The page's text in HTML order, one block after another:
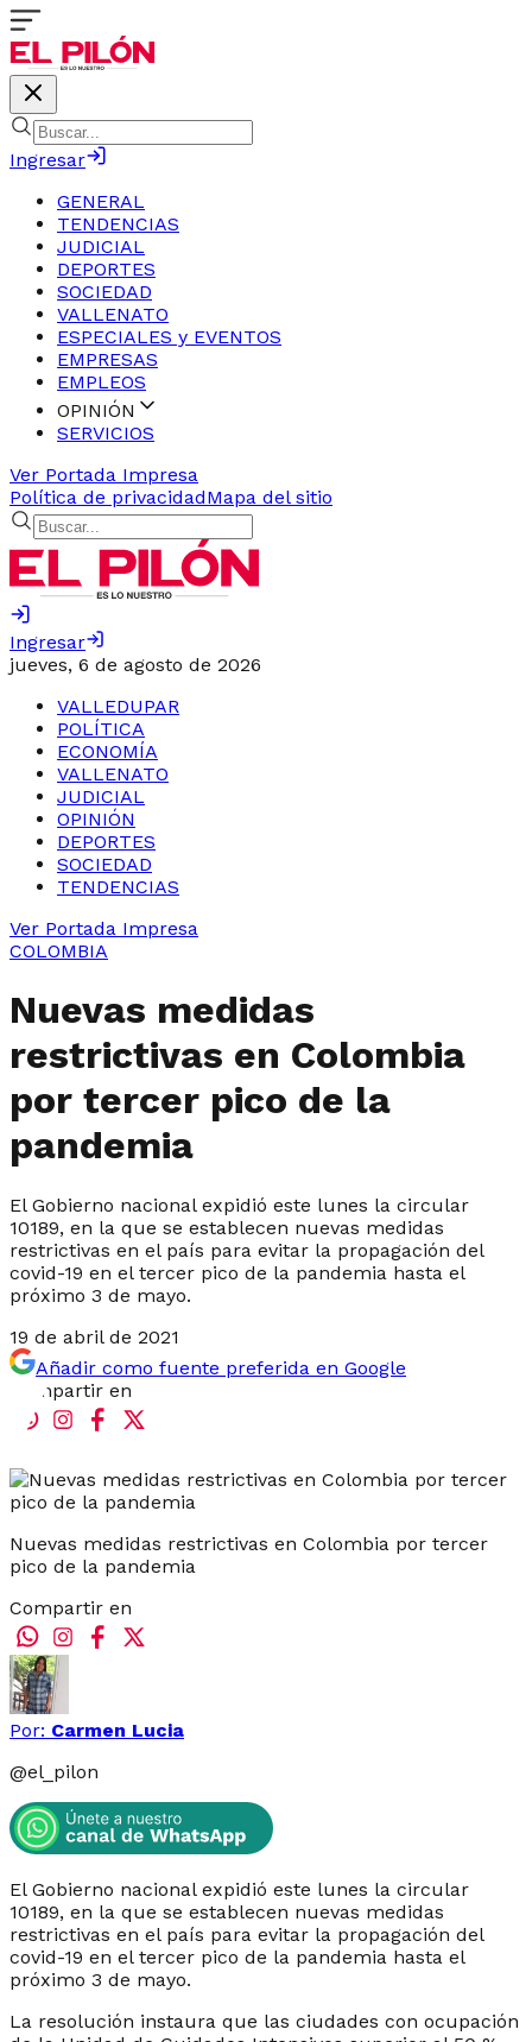
Ingresar
GENERAL
TENDENCIAS
JUDICIAL
DEPORTES
SOCIEDAD
VALLENATO
ESPECIALES y EVENTOS
EMPRESAS
EMPLEOS
OPINIÓN
SERVICIOS
Ver Portada Impresa
Política de privacidadMapa del sitio
Ingresar
jueves, 6 de agosto de 2026
VALLEDUPAR
POLÍTICA
ECONOMÍA
VALLENATO
JUDICIAL
OPINIÓN
DEPORTES
SOCIEDAD
TENDENCIAS
Ver Portada Impresa
COLOMBIA
Nuevas medidas
restrictivas en Colombia
por tercer pico de la
pandemia
El Gobierno nacional expidió este lunes la circular
10189, en la que se establecen nuevas medidas
restrictivas en el país para evitar la propagación del
covid-19 en el tercer pico de la pandemia hasta el
próximo 3 de mayo.
19 de abril de 2021
Añadir como fuente preferida en Google
Compartir en
Nuevas medidas restrictivas en Colombia por tercer
pico de la pandemia
Compartir en
Por: Carmen Lucia
@el_pilon
El Gobierno nacional expidió este lunes la circular
10189, en la que se establecen nuevas medidas
restrictivas en el país para evitar la propagación del
covid-19 en el tercer pico de la pandemia hasta el
próximo 3 de mayo.
La resolución instaura que las ciudades con ocupación